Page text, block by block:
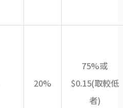
20%
75%或
$0.15(取較低
者)